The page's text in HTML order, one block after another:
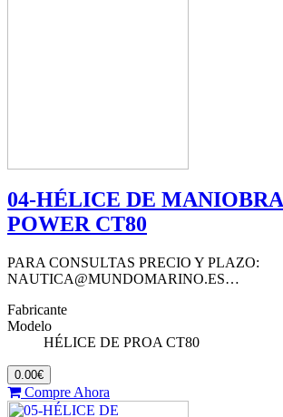
04-HÉLICE DE
POWER CT80
PARA CONSULTAS PRECIO Y PLAZO:
NAUTICA@MUNDOMARINO.ES…
Fabricante
Modelo
HÉLICE DE PROA CT80
0.00€
Compre Ahora